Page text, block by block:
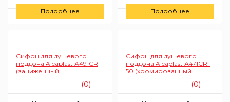
умывальников)
Заказать
Подробнее
Заказать
Подробнее
Сифон для душевого
поддона Alcaplast А491CR
(заниженный,
(0)
Сифон для душевого
поддона Alcaplast А471CR-
50 (хромированный
(0)